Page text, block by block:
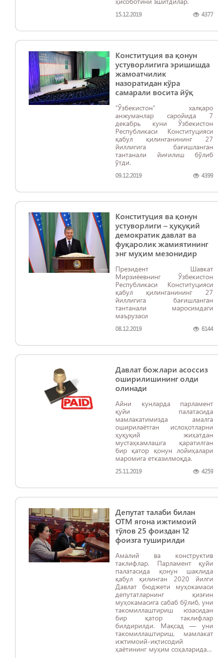
15.12.2019 4377
Конституция ва қонун
устуворлигига эришишда
жамоатчилик
назоратидан кўра
самарали восита йўқ
“Ўзбекистон” халқаро
анжуманлар саройида 7
декабрь куни Ўзбекистон
Республикаси Конституцияси
қабул қилинганининг 27
йиллигига бағишланган
тантанали йиғилиш бўлиб
ўтди.
09.12.2019 4399
Конституция ва қонун
устуворлиги – ҳуқуқий
демократик давлат ва
фуқаролик жамиятининг
энг муҳим мезонидир
Президент Шавкат
Мирзиёевнинг Ўзбекистон
Республикаси Конституцияси
қабул қилинганининг 27
йиллигига бағишланган
тантанали маросимдаги
маърузаси
08.12.2019 6144
Давлат божлари асоссиз
оширилишининг олди
олинади
Айни кунларда парламент
қуйи палатасида
мамлакатимизда амалга
оширилаётган ислоҳотларни
ҳуқуқий жиҳатдан
мустаҳкамлашга қаратилган
бир қатор қонун лойиҳалари
маромига етказилмоқда.
25.11.2019 4259
Депутат талаби билан
ОТМ ягона ижтимоий
тўлов 25 фоиздан 12
фоизга туширилди
Амалий ва конструктив
таклифлар. Парламент қуйи
палатасида қонун шаклида
қабул қилинган 2020 йилги
Давлат бюджети муҳокамаси
депутатларнинг қизғин
муҳокамасига сабаб бўлиб, уни
такомиллаштириш юзасидан
бир қатор таклифлар
билдирилди. Мақсад — уни
такомиллаштириш, мамлакат
ижтимоий-иқтисодий
ҳаётининг муҳим соҳаларидаги